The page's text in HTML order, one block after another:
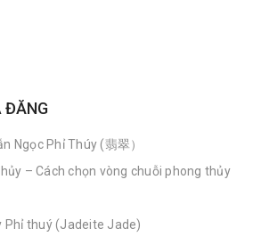
ĐĂNG
Ngọc Phỉ Thúy (翡翠）
– Cách chọn vòng chuỗi phong thủy
Phỉ thuý (Jadeite Jade)